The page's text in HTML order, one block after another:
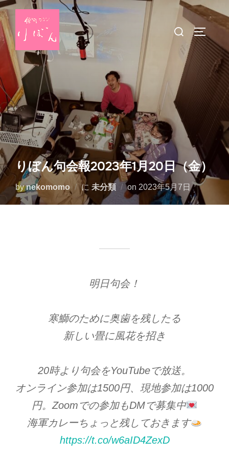
コ
ン
テ
へ
ス
キ
ッ
プ
検
サイドバ
りぼん句会報2023年1月20日（金）
bynekomomo に 未分類 on 投
2023年5月7日
明日句会！
寒鰤のために奥歯を残したる
新しい畳に風花を招き
20時より句会をYouTubeで放送。
オンライン参加は1500円、現地参加は1000
円。Zoomでの参加もDMで募集中
海軍カレーちょっと残しておきます
https://t.co/w6aID4ZexD